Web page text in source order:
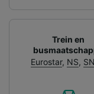
Trein en
Eurostar, NS,